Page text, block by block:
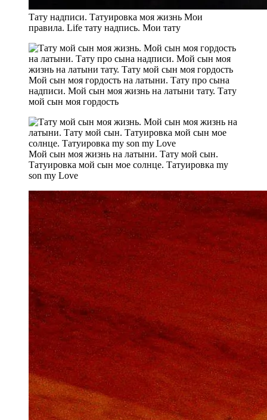
Тату надписи. Татуировка моя жизнь Мои
правила. Life тату надпись. Мои тату
Мой сын моя гордость на латыни. Тату про сына
надписи. Мой сын моя жизнь на латыни тату. Тату
мой сын моя гордость
Мой сын моя жизнь на латыни. Тату мой сын.
Татуировка мой сын мое солнце. Татуировка my
son my Love